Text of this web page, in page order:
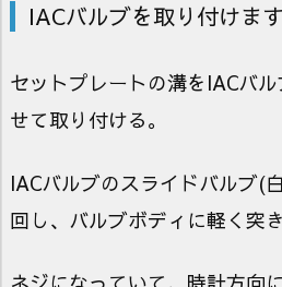
IACバルブを取り付けます
セットプレートの溝をIACバ
せて取り付ける。
IACバルブのスライドバルブ(
回し、バルブボディに軽く突